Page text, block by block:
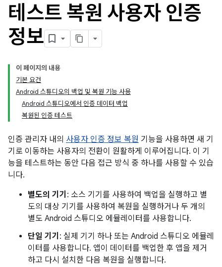
테스트 복원 사용자 인증
정보
이 페이지의 내용
기본 요건
Android 스튜디오의 백업 및 복원 기능 사용
Android 스튜디오에서 인증 데이터 백업
복원된 인증 테스트
인증 관리자 내의 사용자 인증 정보 복원 기능을 사용하면 새 기
기로 이동하는 사용자의 전환이 원활하게 이루어집니다. 이 기
능을 테스트하는 동안 다음 접근 방식 중 하나를 사용할 수 있습
니다.
별도의 기기 : 소스 기기를 사용하여 백업을 실행하고 별
도의 대상 기기를 사용하여 복원을 실행하거나 두 개의
별도 Android 스튜디오 에뮬레이터를 사용합니다.
단일 기기 : 실제 기기 하나 또는 Android 스튜디오 에뮬레
이터를 사용합니다. 앱이 데이터를 백업한 후 앱을 제거
하고 다시 설치한 다음 복원을 실행합니다.